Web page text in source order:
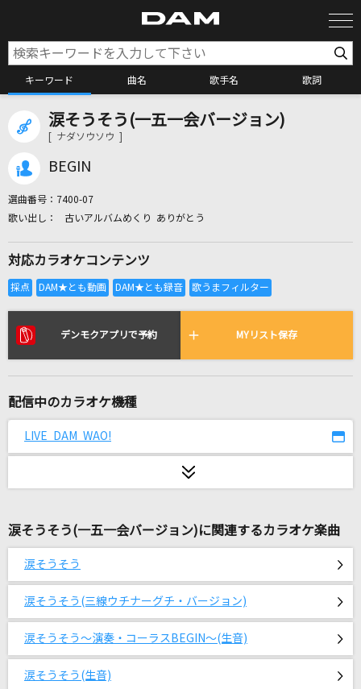
キーワード 曲名 歌手名 歌詞
カラオケ検索
全国りれき
リアルタイムで歌われている曲の一覧
いつかこの涙が
[生音]ハッピーエンド
ぷりきゅきゅ
CUTIE STREET
IRIS OUT(ビデオクリップバージョン)
米津玄師
[生音]涙そうそう
涙そうそう(一五一会バージョン)
[ ナダソウソウ ]
BEGIN
選曲番号： 7400-07
古いアルバムめくり ありがとう
対応カラオケコンテンツ
デンモクアプリで予約 MYリスト保存
配信中のカラオケ機種
LIVE DAM WAO!
涙そうそう(一五一会バージョン)に関連するカラオケ楽曲
涙そうそう
涙そうそう(三線ウチナーグチ・バージョン)
涙そうそう～演奏・コーラスBEGIN～(生音)
涙そうそう(生音)